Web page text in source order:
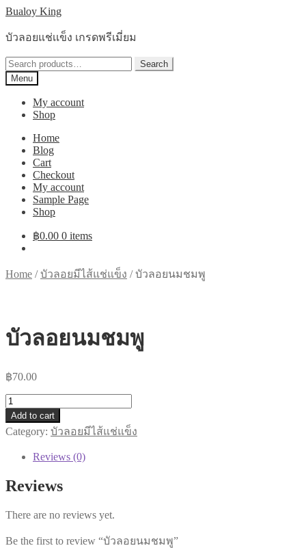
Skip
navigation
Skip
content
Bualoy King
บัวลอยแช่เเข็ง เกรดพรีเมี่ยม
Search
for:
Search
Menu
My account
Shop
Home
Blog
Cart
Checkout
My account
Sample Page
Shop
฿0.00 0 items
Home /บัวลอยมีไส้แช่แข็ง /บัวลอยนมชมพู
บัวลอยนมชมพู
฿70.00
บัวลอย
นม
ชมพู
quantity
Add to cart
Category: บัวลอยมีไส้แช่แข็ง
Reviews (0)
Reviews
There are no reviews yet.
Be the first to review “บัวลอยนมชมพู”